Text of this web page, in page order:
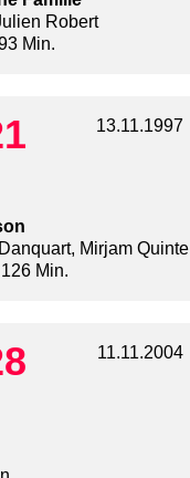
Robert
Min.
13.11.1997
Mirjam Quinte
Min.
11.11.2004